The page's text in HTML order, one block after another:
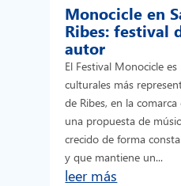
Monocicle en
Ribes: festival
autor
El Festival Monocicle
culturales más
de Ribes, en la
una propuesta de
crecido de forma
y que mantiene un...
leer más